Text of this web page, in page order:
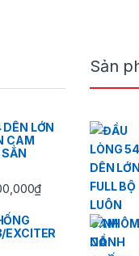
LỚN
CAM
₫Khoảng giá: từ
EXCITER
Sản